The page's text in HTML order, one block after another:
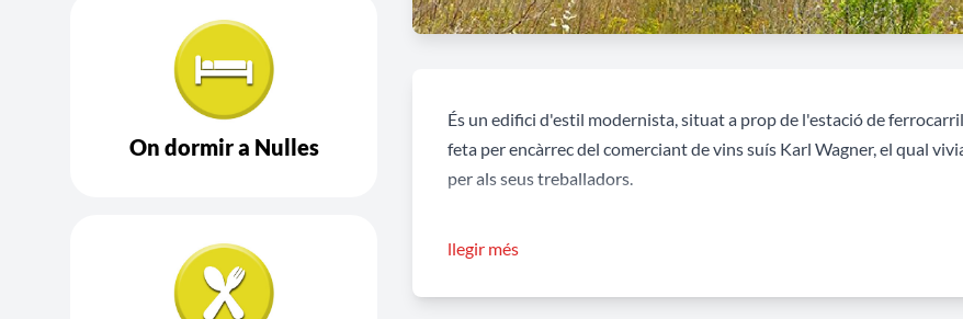
On dormir a Nulles
És un edifici d'estil modernista, situat a prop de l'estació de
feta per encàrrec del comerciant de vins suís Karl Wagner, el qual
per als seus treballadors.
fer fallida.
llegir més